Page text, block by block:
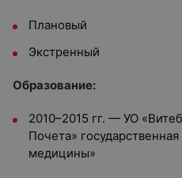
Плановый
Экстренный
Образование:
2010–2015 гг. — УО
Почета»
медицины»